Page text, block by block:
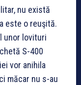
nu există
este o reuşită.
unor lovituri
S-400
vor anihila
măcar nu s-au